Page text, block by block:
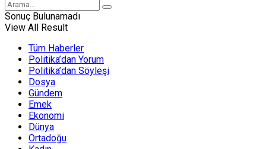
Sonuç Bulunamadı
View All Result
Tüm Haberler
Politika’dan Yorum
Politika’dan Söyleşi
Dosya
Gündem
Emek
Ekonomi
Dünya
Ortadoğu